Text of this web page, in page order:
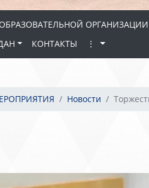
ОРГАНИЗАЦИИ
КОНТАКТЫ ⋮
Новости